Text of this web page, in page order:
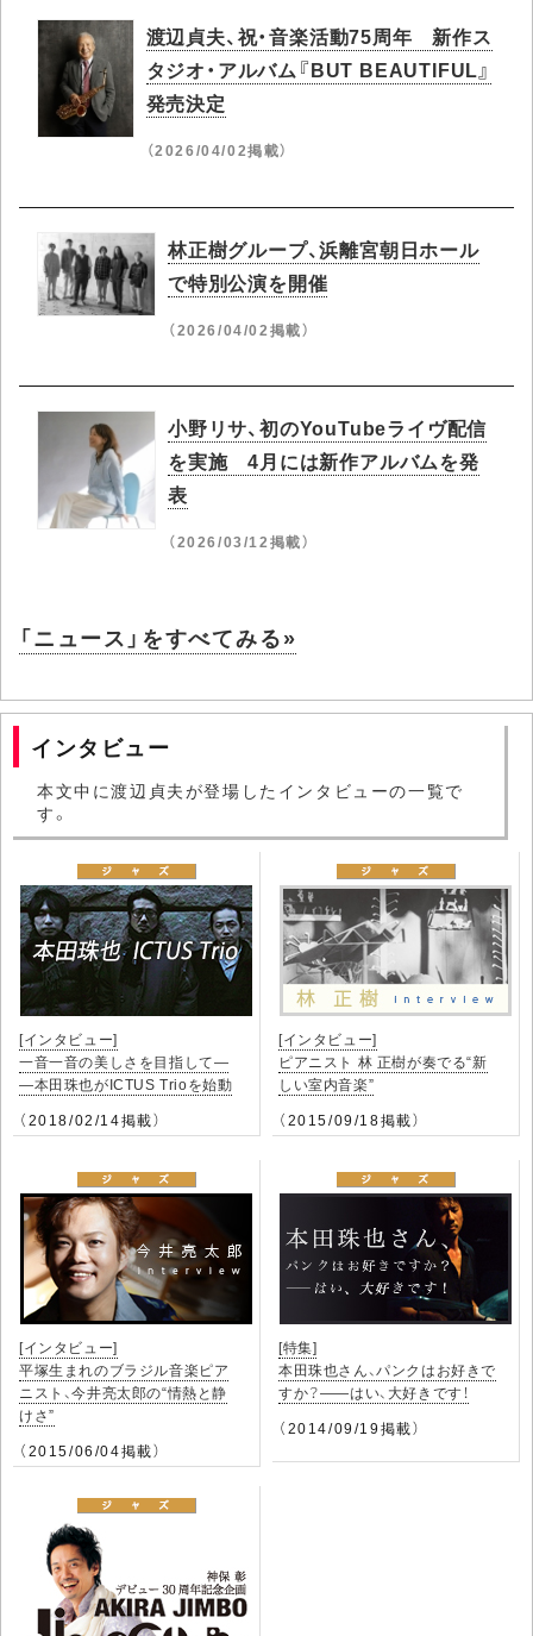
渡辺貞夫、祝・音楽活動75周年 新作ス
タジオ・アルバム『BUT BEAUTIFUL』
発売決定
（2026/04/02掲載）
林正樹グループ、浜離宮朝日ホール
で特別公演を開催
（2026/04/02掲載）
小野リサ、初のYouTubeライヴ配信
を実施 4月には新作アルバムを発
表
（2026/03/12掲載）
「ニュース」をすべてみる»
インタビュー
本文中に渡辺貞夫が登場したインタビューの一覧で
す。
[インタビュー]
一音一音の美しさを目指して―
―本田珠也がICTUS Trioを始動
（2018/02/14掲載）
[インタビュー]
ピアニスト 林 正樹が奏でる“新
しい室内音楽”
（2015/09/18掲載）
[インタビュー]
平塚生まれのブラジル音楽ピア
ニスト、今井亮太郎の“情熱と静
けさ”
（2015/06/04掲載）
[特集]
本田珠也さん、パンクはお好きで
すか？――はい、大好きです！
（2014/09/19掲載）